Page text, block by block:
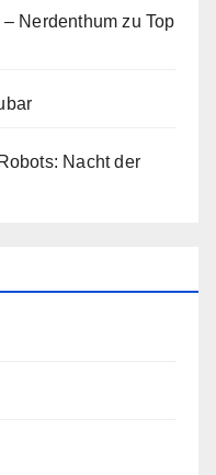
Nerdenthum zuTop
Nacht der